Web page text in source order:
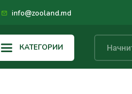
info@zooland.md
КАТЕГОРИИ